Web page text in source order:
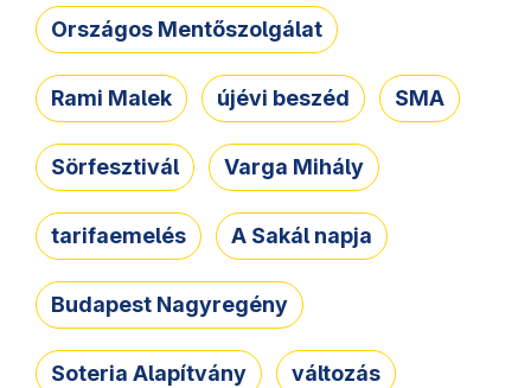
Országos Mentőszolgálat
Rami Malek újévi beszéd SMA
Sörfesztivál Varga Mihály
tarifaemelés A Sakál napja
Budapest Nagyregény
Soteria Alapítvány változás